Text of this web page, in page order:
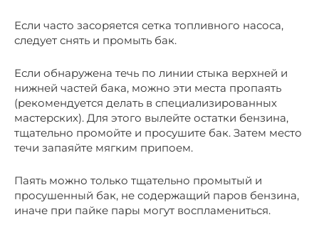
Если часто засоряется сетка топливного насоса,
следует снять и промыть бак.
Если обнаружена течь по линии стыка верхней и
нижней частей бака, можно эти места пропаять
(рекомендуется делать в специализированных
мастерских). Для этого вылейте остатки бензина,
тщательно промойте и просушите бак. Затем место
течи запаяйте мягким припоем.
Паять можно только тщательно промытый и
просушенный бак, не содержащий паров бензина,
иначе при пайке пары могут воспламениться.